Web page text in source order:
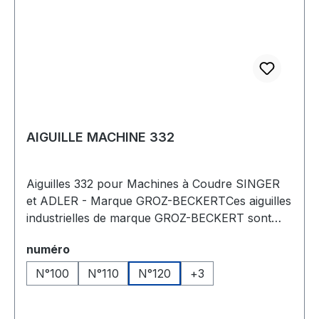
AIGUILLE MACHINE 332
Aiguilles 332 pour Machines à Coudre SINGER
et ADLER - Marque GROZ-BECKERTCes aiguilles
industrielles de marque GROZ-BECKERT sont
coudre des marques SINGER et ADLER, offrant
une performance de qualité pour des travaux
variés, tels que la maroquinerie, la cordonnerie,
Sélectionnez
numéro
N°100
N°110 N°120 +3